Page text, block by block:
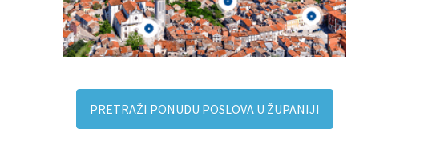
PRETRAŽI PONUDU POSLOVA U ŽUPANIJI